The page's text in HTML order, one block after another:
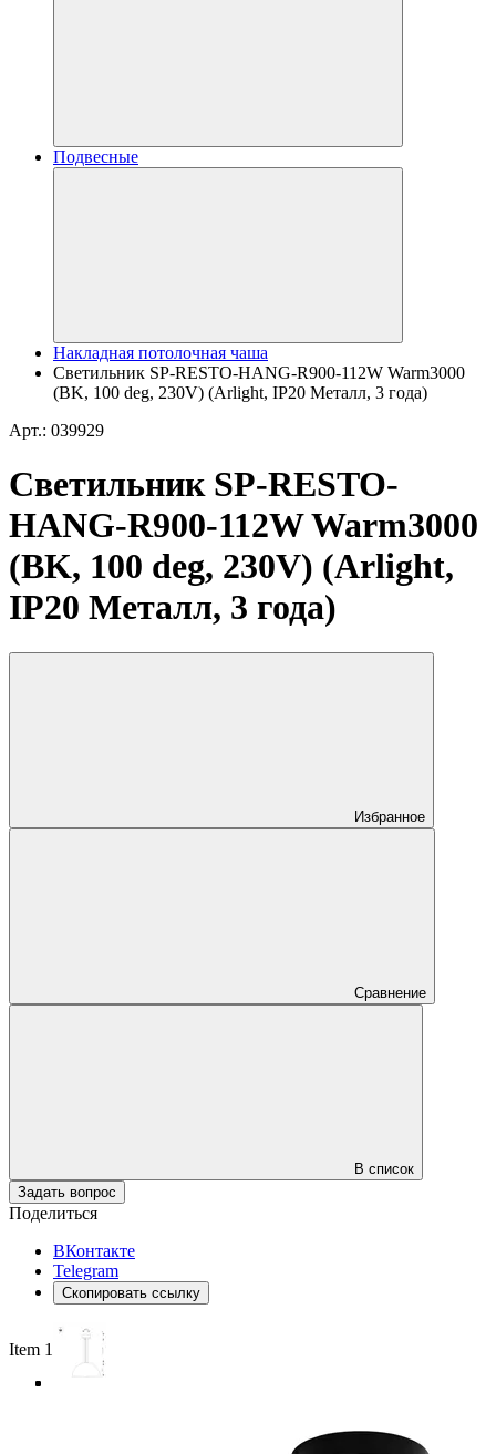
Подвесные
Накладная потолочная чаша
Светильник SP-RESTO-HANG-R900-112W Warm3000
(BK, 100 deg, 230V) (Arlight, IP20 Металл, 3 года)
Арт.: 039929
Светильник SP-RESTO-
HANG-R900-112W Warm3000
(BK, 100 deg, 230V) (Arlight,
IP20 Металл, 3 года)
Избранное
Сравнение
В список
Задать вопрос
Поделиться
ВКонтакте
Telegram
Скопировать ссылку
Item 1 of 5